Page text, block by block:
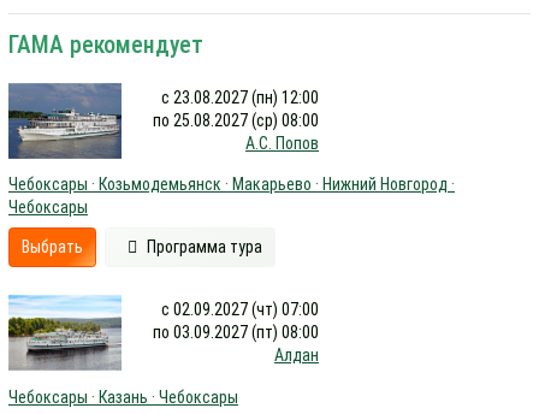
ГАМА рекомендует
с 23.08.2027 (пн) 12:00
по 25.08.2027 (ср) 08:00
А.С. Попов
Чебоксары · Козьмодемьянск · Макарьево · Нижний Новгород ·
Чебоксары
Выбрать Программа тура
с 02.09.2027 (чт) 07:00
по 03.09.2027 (пт) 08:00
Алдан
Чебоксары · Казань · Чебоксары